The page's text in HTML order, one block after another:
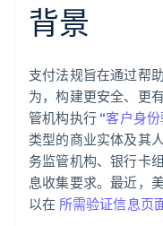
背景
支付法规旨在通过帮
为，构建更安全、更
管机构执行 “客户身
类型的商业实体及其
务监管机构、银行卡
息收集要求。最近，
以在 所需验证信息页